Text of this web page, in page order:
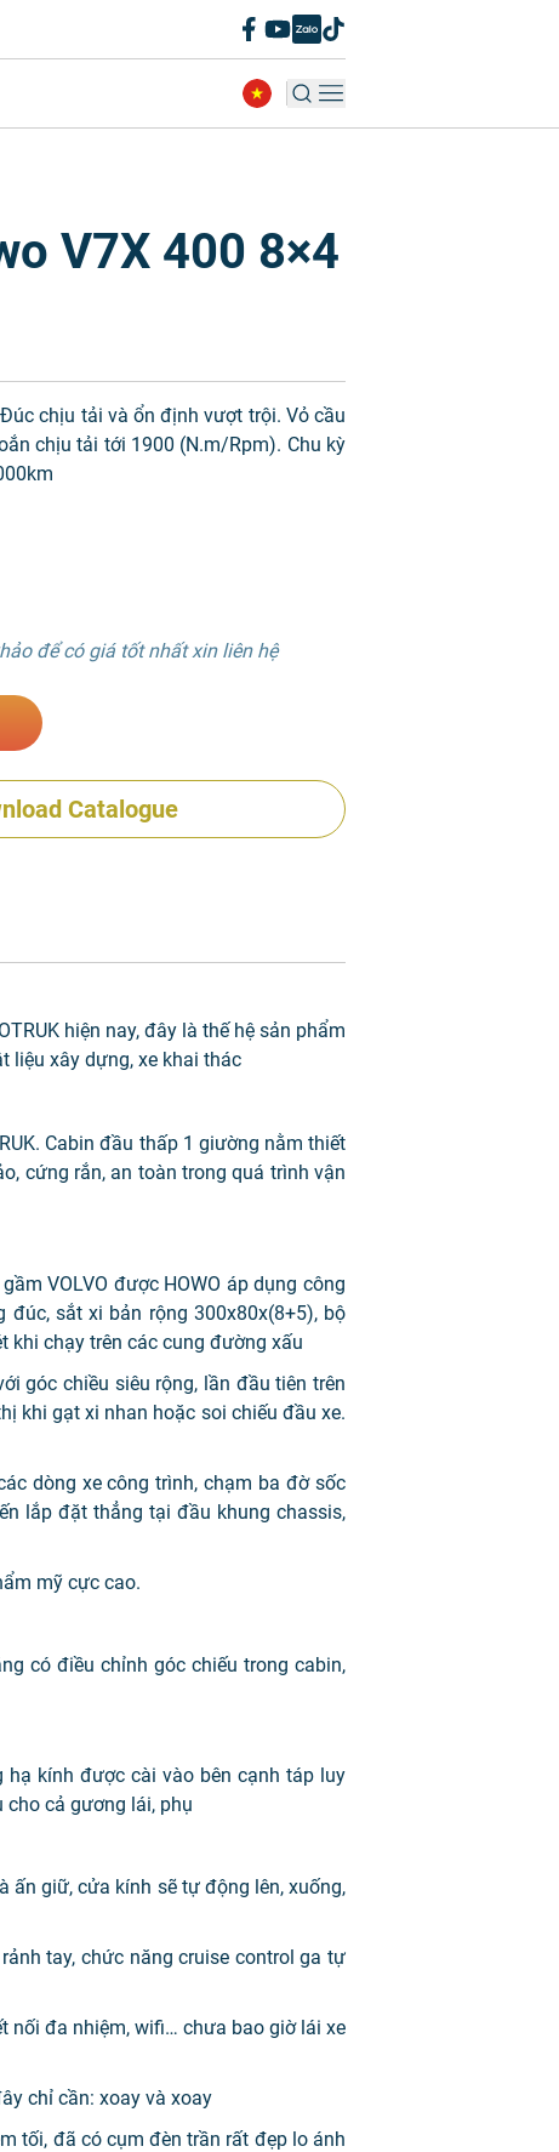
V7X 400 8×4
chịu tải và ổn định vượt trội. Vỏ cầu
chịu tải tới 1900 (N.m/Rpm). Chu kỳ
để có giá tốt nhất xin liên hệ
Catalogue
hiện nay, đây là thế hệ sản phẩm
liệu xây dựng, xe khai thác
Cabin đầu thấp 1 giường nằm thiết
cứng rắn, an toàn trong quá trình vận
VOLVO được HOWO áp dụng công
đúc, sắt xi bản rộng 300x80x(8+5), bộ
khi chạy trên các cung đường xấu
góc chiều siêu rộng, lần đầu tiên trên
khi gạt xi nhan hoặc soi chiếu đầu xe.
dòng xe công trình, chạm ba đờ sốc
lắp đặt thẳng tại đầu khung chassis,
mỹ cực cao.
có điều chỉnh góc chiếu trong cabin,
hạ kính được cài vào bên cạnh táp luy
cho cả gương lái, phụ
ấn giữ, cửa kính sẽ tự động lên, xuống,
tay, chức năng cruise control ga tự
nối đa nhiệm, wifi… chưa bao giờ lái xe
chỉ cần: xoay và xoay
tối, đã có cụm đèn trần rất đẹp lo ánh